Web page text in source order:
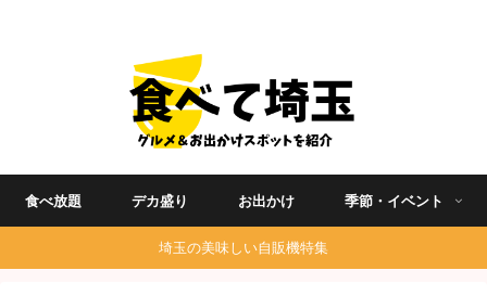
食べ放題 デカ盛り お出かけ 季節・イベント
埼玉の美味しい自販機特集